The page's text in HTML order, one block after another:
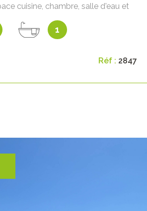
cuisine, chambre, salle d'eau et
exposé sont disponibles sur le site
Prix : 75 000€ frais d'agence
l'acquéreur Prix net vendeur : 69
1
Réf : 2847